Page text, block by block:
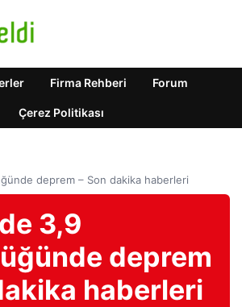
Firma Rehberi Forum
Çerez Politikası
deprem – Son dakika haberleri
3,9
deprem
haberleri